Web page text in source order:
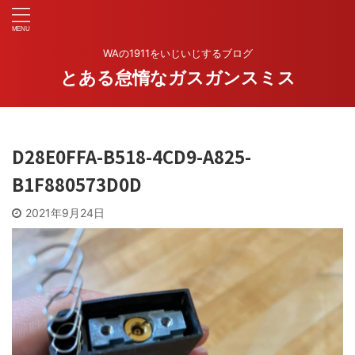
WAの1911をいじいじするブログ
とある怠惰なガスガンスミス
D28E0FFA-B518-4CD9-A825-
B1F880573D0D
2021年9月24日